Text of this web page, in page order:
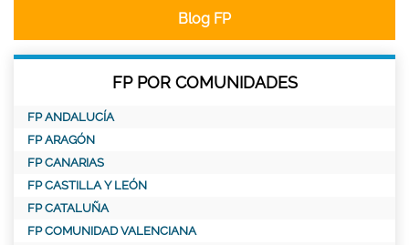
Blog FP
FP POR COMUNIDADES
FP ANDALUCÍA
FP ARAGÓN
FP CANARIAS
FP CASTILLA Y LEÓN
FP CATALUÑA
FP COMUNIDAD VALENCIANA